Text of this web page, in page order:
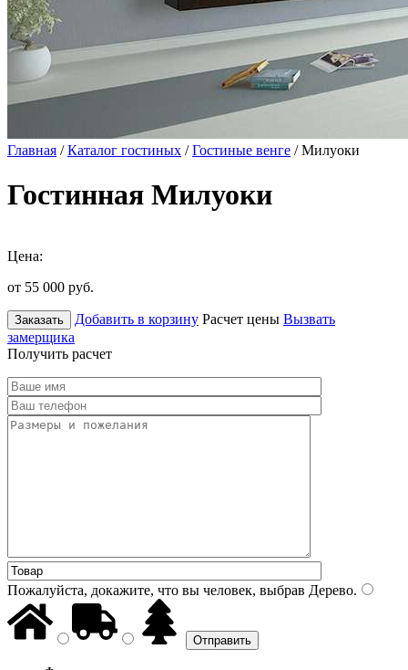
Главная /Каталог гостиных /Гостиные венге / Милуоки
Гостинная Милуоки
Цена:
от 55 000 руб.
Заказать Добавить в корзину Расчет цены Вызвать
замерщика
Получить расчет
Пожалуйста, докажите, что вы человек, выбрав Дерево.